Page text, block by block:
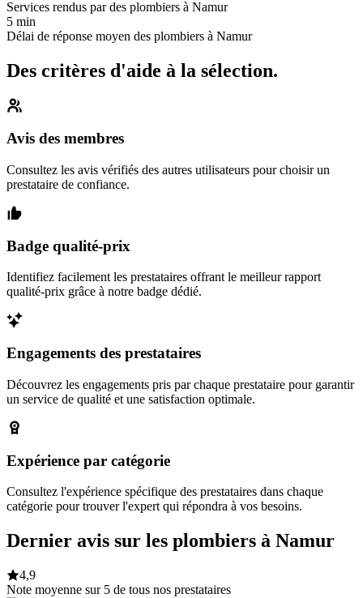
Services rendus par des plombiers à Namur
5 min
Délai de réponse moyen des plombiers à Namur
Des critères d'aide à la sélection.
Avis des membres
Consultez les avis vérifiés des autres utilisateurs pour choisir un
prestataire de confiance.
Badge qualité-prix
Identifiez facilement les prestataires offrant le meilleur rapport
qualité-prix grâce à notre badge dédié.
Engagements des prestataires
Découvrez les engagements pris par chaque prestataire pour garantir
un service de qualité et une satisfaction optimale.
Expérience par catégorie
Consultez l'expérience spécifique des prestataires dans chaque
catégorie pour trouver l'expert qui répondra à vos besoins.
Dernier avis sur les plombiers à Namur
4,9
Note moyenne sur 5 de tous nos prestataires